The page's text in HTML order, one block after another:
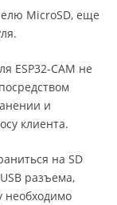
MicroSD, еще
ESP32-CAM не
и
клиента.
на SD
разъема,
необходимо